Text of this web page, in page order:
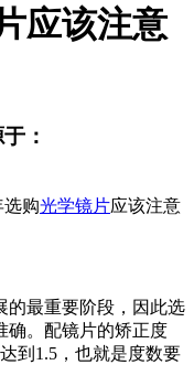
应该注意
：
选购光学镜片应该注意
最重要阶段，因此选
确。配镜片的矫正度
到1.5，也就是度数要